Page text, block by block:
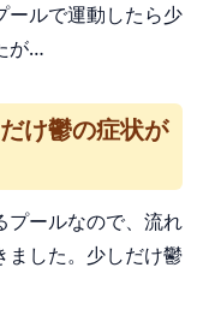
ールで運動したら少
が…
け鬱の症状が
プールなので、流れ
ました。少しだけ鬱